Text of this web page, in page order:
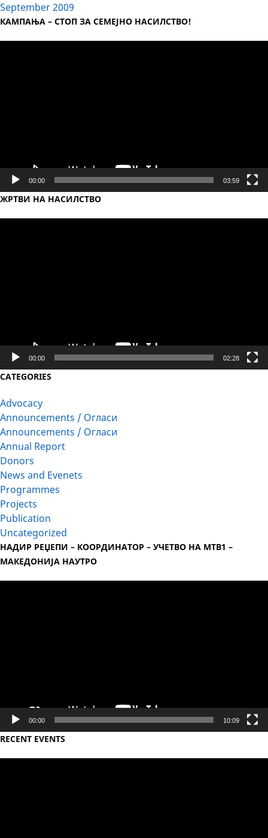
September 2009
КАМПАЊА – СТОП ЗА СЕМЕЈНО НАСИЛСТВО!
00:00 03:59
ЖРТВИ НА НАСИЛСТВО
00:00 02:28
CATEGORIES
Advocacy
Announcements / Огласи
Announcements / Огласи
Annual Report
Donors
News and Evenets
Programmes
Projects
Publication
Uncategorized
НАДИР РЕЏЕПИ – КООРДИНАТОР – УЧЕТВО НА МТВ1 –
МАКЕДОНИЈА НАУТРО
00:00 10:09
RECENT EVENTS